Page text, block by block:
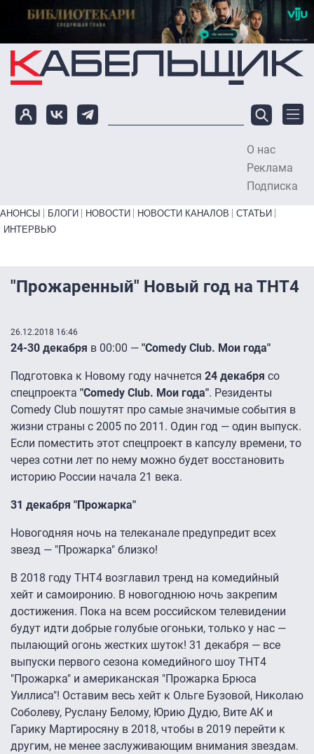
Перейти к основному содержанию
О нас
Реклама
Подписка
Primary links bottom
АНОНСЫ БЛОГИ НОВОСТИ НОВОСТИ КАНАЛОВ
СТАТЬИ
ИНТЕРВЬЮ
"Прожаренный" Новый год на ТНТ4
26.12.2018 16:46
24-30 декабря в 00:00 — "Comedy Club. Мои года"
Подготовка к Новому году начнется 24 декабря со
спецпроекта "Comedy Club. Мои года". Резиденты
Comedy Club пошутят про самые значимые события в
жизни страны с 2005 по 2011. Один год — один выпуск.
Если поместить этот спецпроект в капсулу времени, то
через сотни лет по нему можно будет восстановить
историю России начала 21 века.
31 декабря "Прожарка"
Новогодняя ночь на телеканале предупредит всех
звезд — "Прожарка" близко!
В 2018 году ТНТ4 возглавил тренд на комедийный
хейт и самоиронию. В новогоднюю ночь закрепим
достижения. Пока на всем российском телевидении
будут идти добрые голубые огоньки, только у нас —
пылающий огонь жестких шуток! 31 декабря — все
выпуски первого сезона комедийного шоу ТНТ4
"Прожарка" и американская "Прожарка Брюса
Уиллиса"! Оставим весь хейт к Ольге Бузовой, Николаю
Соболеву, Руслану Белому, Юрию Дудю, Вите АК и
Гарику Мартиросяну в 2018, чтобы в 2019 перейти к
другим, не менее заслуживающим внимания звездам.